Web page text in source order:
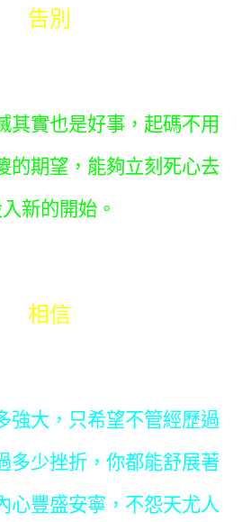
告別
其實也是好事，起碼不用
的期望，能夠立刻死心去
新的開始。
相信
強大，只希望不管經歷過
多少挫折，你都能舒展著
心豐盛安寧，不怨天尤人